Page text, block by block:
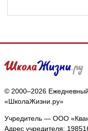
© 2000–2026
«ШколаЖизни.ру»
Учредитель — ООО
Адрес учредителя: